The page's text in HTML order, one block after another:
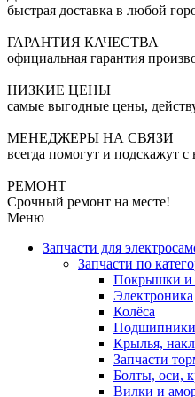
быстрая доставка в любой
ГАРАНТИЯ КАЧЕСТВА
официальная гарантия
НИЗКИЕ ЦЕНЫ
самые выгодные цены,
МЕНЕДЖЕРЫ НА СВЯЗИ
всегда помогут и подскажут
РЕМОНТ
Срочный ремонт на месте!
Меню
Запчасти для
Запчасти по
Покрышки и
Электроника
Колёса
Подшипники
Крылья,
Запчасти
Болты, оси,
Вилки и